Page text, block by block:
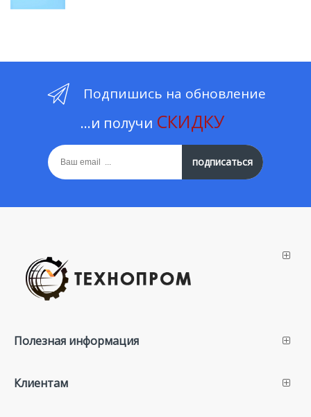
Подпишись на обновление
...и получи СКИДКУ
подписаться
Полезная информация
Клиентам